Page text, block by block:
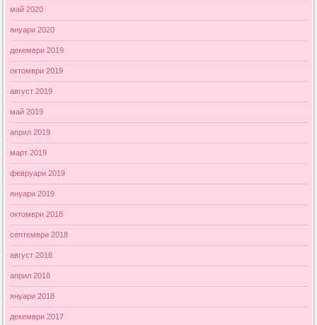
май 2020
януари 2020
декември 2019
октомври 2019
август 2019
май 2019
април 2019
март 2019
февруари 2019
януари 2019
октомври 2018
септември 2018
август 2018
април 2018
януари 2018
декември 2017